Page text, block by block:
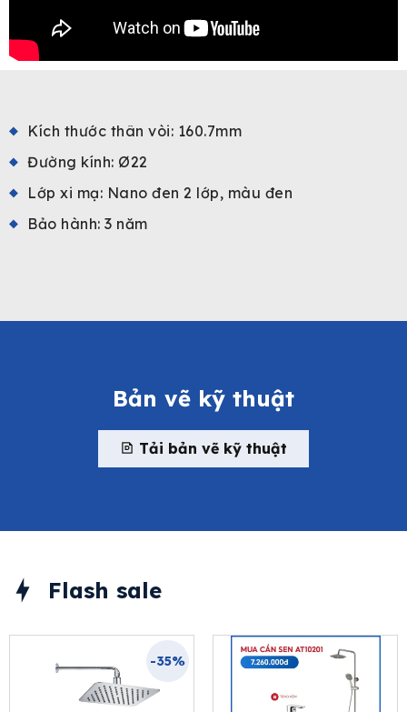
Kích thước thân vòi: 160.7mm
Đường kính: Ø22
Lớp xi mạ: Nano đen 2 lớp, màu đen
Bảo hành: 3 năm
Bản vẽ kỹ thuật
Tải bản vẽ kỹ thuật
Flash sale
-35%